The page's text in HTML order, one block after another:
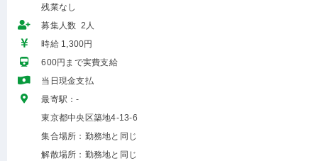
残業なし
募集人数 2人
時給 1,300円
600円まで実費支給
当日現金支払
最寄駅：-
東京都中央区築地4-13-6
集合場所：勤務地と同じ
解散場所：勤務地と同じ